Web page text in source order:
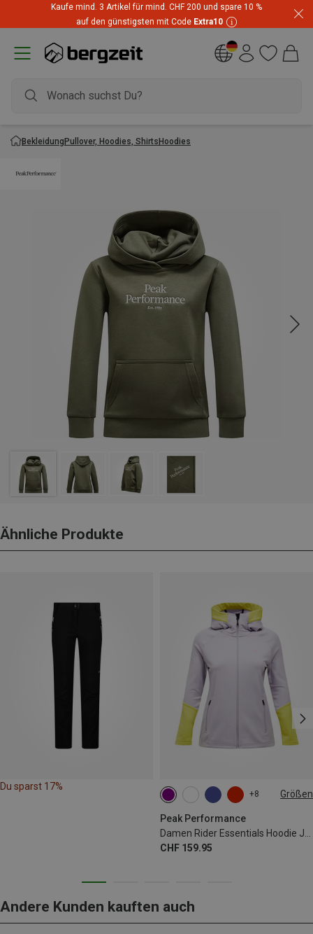
Kaufe mind. 3 Artikel für mind. CHF 200 und spare 10 %
auf den günstigsten mit Code Extra10
BekleidungPullover, Hoodies, ShirtsHoodies
Ähnliche Produkte
Du sparst 17%
+8 Größen
Peak Performance
CHF 159.95
XS M
Andere Kunden kauften auch